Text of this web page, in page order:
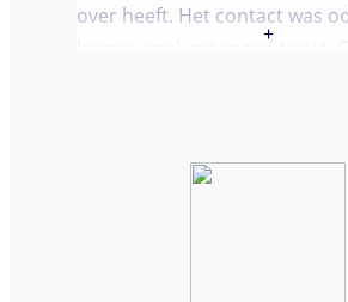
over heeft. Het contact was
kregen snel antwoord terug.
+